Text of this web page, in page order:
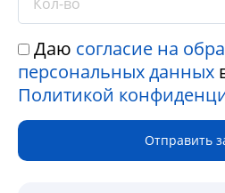
Даю согласие на
персональных данных
Политикой
Отправить